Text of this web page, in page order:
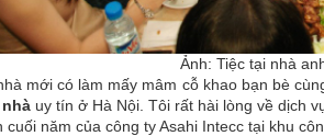
Ảnh: Tiệc tại nhà
mới có làm mấy mâm cỗ khao bạn bè
uy tín ở Hà Nội. Tôi rất hài lòng về dịch
cuối năm của công ty Asahi Intecc tại khu